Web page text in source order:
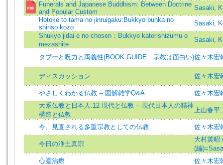
Funerals and Japanese Buddhism: Between Doctrine
and Popular Custom
Sasaki,
Hotoke to tama no jinruigaku:Bukkyo bunka no
shinso kozo
Sasaki,
Shukyo jidai e no chosen：Bukkyo katorishizumu o
mezashite
Sasaki,
タブーと呪力と両義性(BOOK GUIDE 宗教は面白い)佐々木宏
ディスカッション 佐々木宏
やさしくわかる仏教 -- 図解雑学Q&A
佐々木宏
大系仏教と日本人.12 現代と仏教 -- 現代日本人の精神
構造と仏教
上山春平
今、見直される多重宗教としての仏教 佐々木宏
今日の浄土真宗
大村英昭
(編
心靈治療
佐々木宏